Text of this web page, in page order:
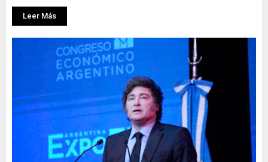
Leer Más